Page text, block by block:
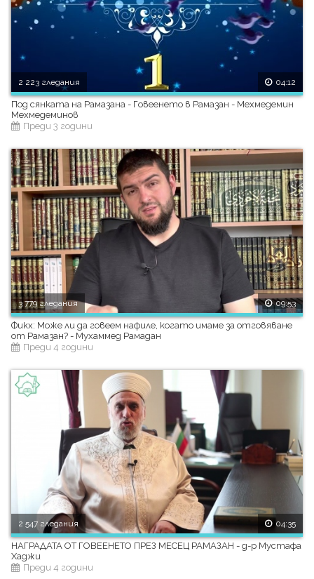
2 223 гледания 04:12
Под сянката на Рамазана - Говеенето в Рамазан - Мехмедемин
Мехмедеминов
Преди 3 години
3 779 гледания 09:53
Фикх: Може ли да говеем нафиле, когато имаме за отговяване
от Рамазан? - Мухаммед Рамадан
Преди 4 години
2 547 гледания 04:35
НАГРАДАТА ОТ ГОВЕЕНЕТО ПРЕЗ МЕСЕЦ РАМАЗАН - д-р Мустафа
Хаджи
Преди 4 години